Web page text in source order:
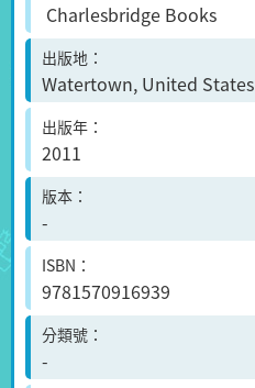
Charlesbridge Books
出版地
Watertown, United States
出版年
2011
版本
-
ISBN
9781570916939
分類號
-